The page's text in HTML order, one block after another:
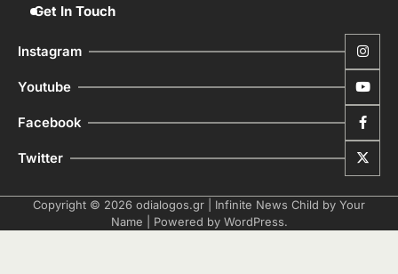
Get In Touch
Instagram
Youtube
Facebook
Twitter
Copyright © 2026 odialogos.gr | Infinite News Child by Your
Name | Powered by WordPress.